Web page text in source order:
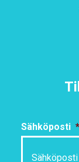
Sähköposti *